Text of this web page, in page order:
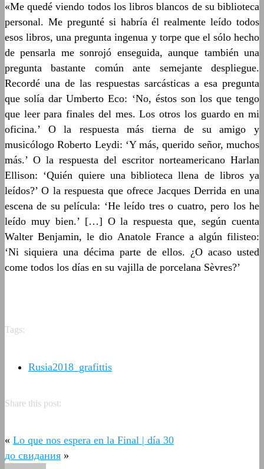
«Me quedé viendo todos los libros blancos de su biblioteca
personal. Me pregunté si habría él realmente leído todos
esos libros, una pregunta ingenua y torpe que el sólo hecho
de pensarla me sonrojó enseguida, aunque también una
pregunta bastante común ante semejante despliegue.
Recordé una de las respuestas sarcásticas a esa pregunta
que solía dar Umberto Eco: ‘No, éstos son los que tengo
que leer para finales del mes. Los otros los guardo en mi
oficina.’ O la respuesta más tierna de su amigo y
musicólogo Roberto Leydi: ‘Y más, querido señor, muchos
más.’ O la respuesta del escritor norteamericano Harlan
Ellison: ‘Quién quiere una biblioteca llena de libros ya
leídos?’ O la respuesta que ofrece Jacques Derrida en una
escena de su película: ‘He leído tres o cuatro, pero los he
leído muy bien.’ […] O la respuesta que, según cuenta
Walter Benjamin, le dio Anatole France a algún filisteo:
‘Ni siquiera una décima parte de ellos. ¿O acaso usted
come todos los días en su vajilla de porcelana Sèvres?’
Tags:
Rusia2018_grafittis
Share this post:
« Lo que nos espera en la Final | día 30
до свидания »